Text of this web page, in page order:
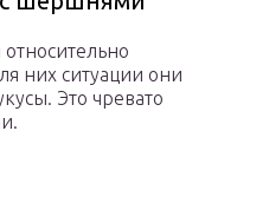
них ситуации они
Это чревато